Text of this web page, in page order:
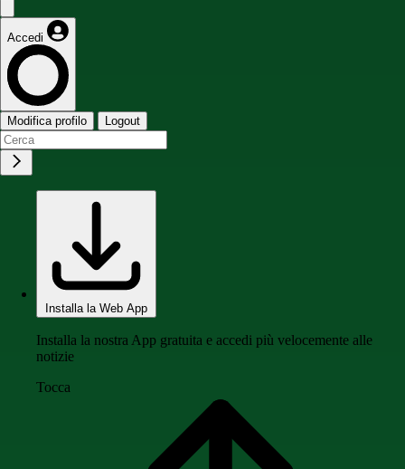
Accedi
Modifica profilo Logout
Installa la Web App
Installa la nostra App gratuita e accedi più velocemente alle
notizie
Tocca